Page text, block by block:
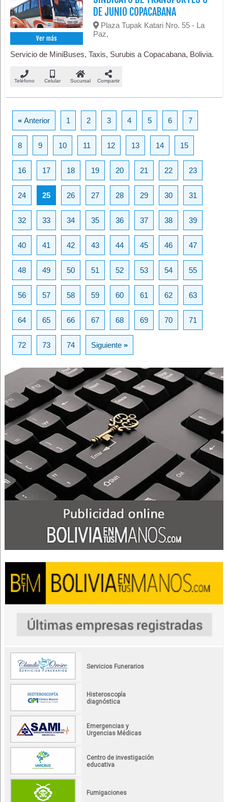
Ver más
DE JUNIO COPACABANA
Plaza Tupak Katari Nro. 55 - La
Paz,
Servicio de MiniBuses, Taxis, Surubis a Copacabana, Bolivia.
Teléfono Celular Sucursal Compartir
«Anterior 1 2 3 4 5 6 7
8 9 10 11 12 13 14 15
16 17 18 19 20 21 22 23
24 25 26 27 28 29 30 31
32 33 34 35 36 37 38 39
40 41 42 43 44 45 46 47
48 49 50 51 52 53 54 55
56 57 58 59 60 61 62 63
64 65 66 67 68 69 70 71
72 73 74 Siguiente»
Servicios Funerarios
Histeroscopía
diagnóstica
Emergencias y
Urgencias Médicas
Centro de investigación
educativa
Fumigaciones